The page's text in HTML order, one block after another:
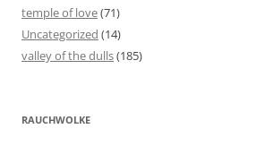
temple of love(71)
Uncategorized (14)
valley of the dulls(185)
RAUCHWOLKE